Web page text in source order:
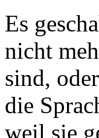
Es
nicht
sind,
die
weil sie